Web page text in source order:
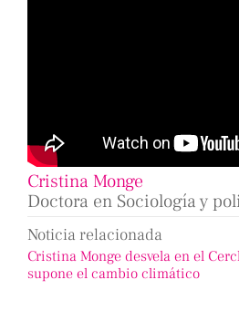
Cristina Monge
Doctora en Sociología y
Noticia relacionada
Cristina Monge desvela en el
supone el cambio climático